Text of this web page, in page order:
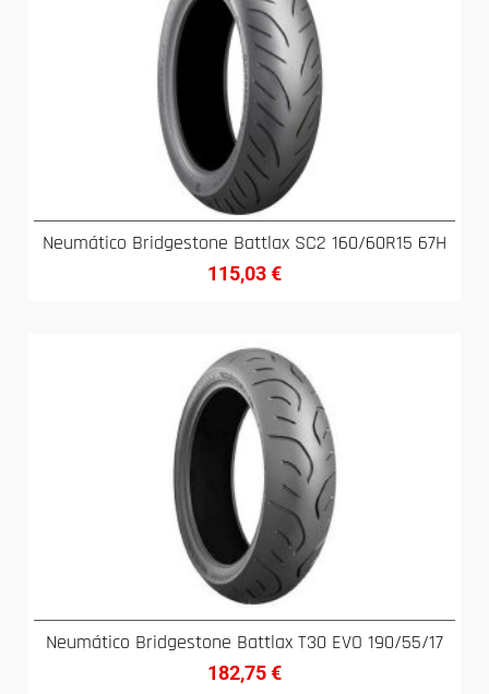
Neumático Bridgestone Battlax SC2 160/60R15 67H
115,03€
Neumático Bridgestone Battlax T30 EVO 190/55/17
182,75€